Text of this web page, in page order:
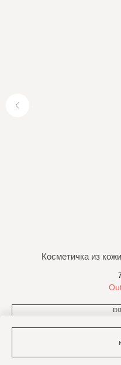
Косметичка из